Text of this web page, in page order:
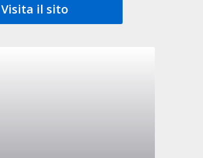
Visita il sito